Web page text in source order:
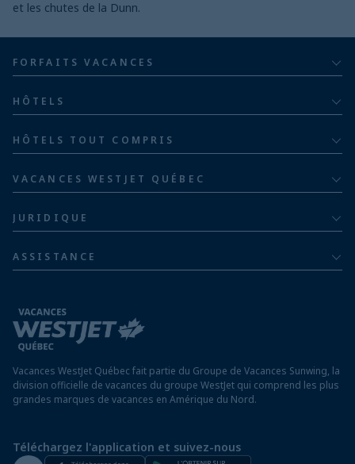
et les chutes de la Dunn.
FORFAITS VACANCES
Pour adultes
Pour les familles
Familles de cinq ou plus
HÔTELS
Groupe hôtelier Barceló
HÔTELS TOUT COMPRIS
Hôtels en République dominicaine
Hôtels en Jamaïque
Hôtels au Mexique
Hôtels au Panama
Hôtels à Saint-Martin
VACANCES WESTJET QUÉBEC
Communiquer avec nous
Informations sur la compagnie aérienne
JURIDIQUE
Modalités et conditions
Rapport sur l’esclavage moderne
ASSISTANCE
Avis aux voyageurs
Exigences d’entrée à destination
Assurez vos vacances
Voyager depuis un aéroport hors Québec
Vacances WestJet Québec fait partie du Groupe de Vacances Sunwing, la
division officielle de vacances du groupe WestJet qui comprend les plus
grandes marques de vacances en Amérique du Nord.
Téléchargez l'application et suivez-nous